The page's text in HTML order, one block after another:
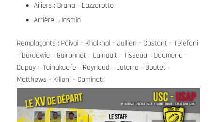
Ailiers : Brana – Lazzarotto
Arrière : Jasmin
Remplaçants : Paivai – Khalkhal – Jullien – Castant – Telefoni
– Bordewie – Guironnet – Lainault – Tisseau – Doumenc –
Dupuy – Tuinukuafe – Raynaud – Latorre – Boutet –
Matthews – Kilioni – Caminati